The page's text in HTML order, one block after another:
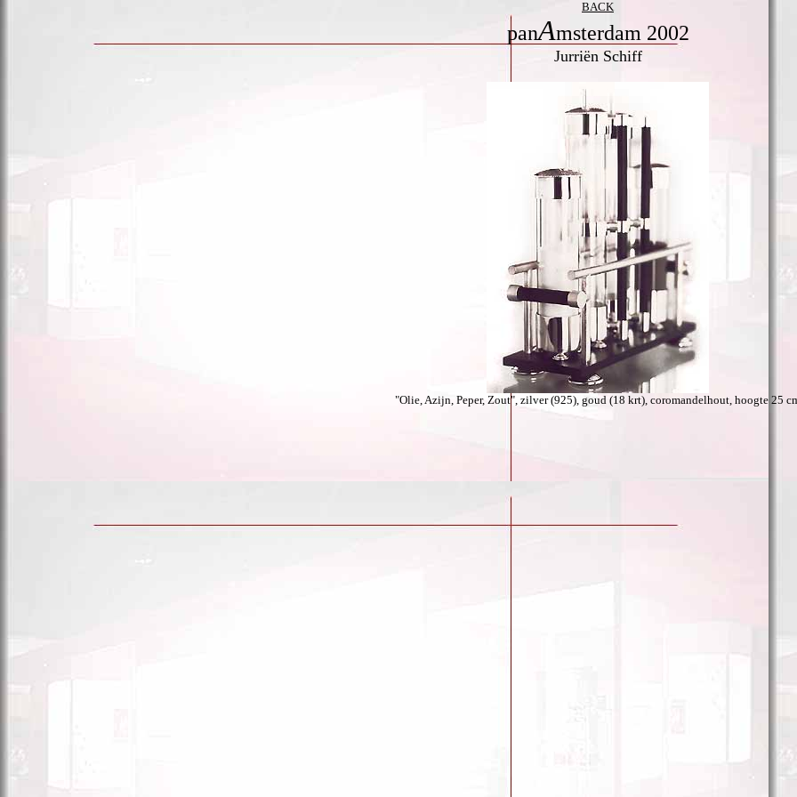
BACK
panAmsterdam 2002
Jurriën Schiff
"Olie, Azijn, Peper, Zout", zilver (925), goud (18 krt), coromandelhout, hoogte 25